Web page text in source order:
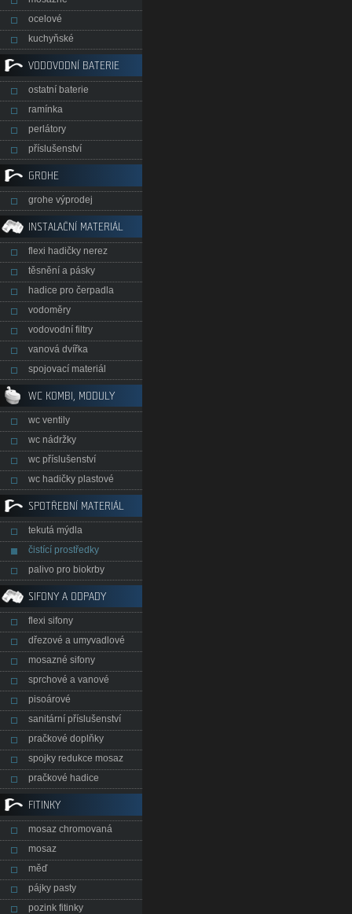
ocelové
kuchyňské
VODOVODNÍ BATERIE
ostatní baterie
ramínka
perlátory
příslušenství
GROHE
grohe výprodej
INSTALAČNÍ MATERIÁL
flexi hadičky nerez
těsnění a pásky
hadice pro čerpadla
vodoměry
vodovodní filtry
vanová dvířka
spojovací materiál
WC KOMBI, MODULY
wc ventily
wc nádržky
wc příslušenství
wc hadičky plastové
SPOTŘEBNÍ MATERIÁL
tekutá mýdla
čistící prostředky
palivo pro biokrby
SIFONY A ODPADY
flexi sifony
dřezové a umyvadlové
mosazné sifony
sprchové a vanové
pisoárové
sanitární příslušenství
pračkové doplňky
spojky redukce mosaz
pračkové hadice
FITINKY
mosaz chromovaná
mosaz
měď
pájky pasty
pozink fitinky